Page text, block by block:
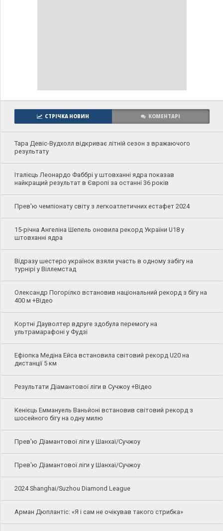
СТРІЧКА НОВИН КОМЕНТАРІ
Тара Девіс-Вудхолл відкриває літній сезон з вражаючого
результату
Італієць Леонардо Фаббрі у штовханні ядра показав
найкращий результат в Європі за останні 36 років
Прев'ю чемпіонату світу з легкоатлетичних естафет 2024
15-річна Ангеліна Шепель оновила рекорд України U18 у
штовханні ядра
Відразу шестеро українок взяли участь в одному забігу на
турнірі у Віллемстад
Олександр Погорілко встановив національний рекорд з бігу на
400 м +Відео
Кортні Дауволтер вдруге здобула перемогу на
ультрамарафоні у Фудзі
Ефіопка Медіна Ейса встановила світовий рекорд U20 на
дистанції 5 км
Результати Діамантової ліги в Сучжоу +Відео
Кенієць Еммануель Ваньйоні встановив світовий рекорд з
шосейного бігу на одну милю
Прев'ю Діамантової ліги у Шанхаї/Сучжоу
Прев'ю Діамантової ліги у Шанхаї/Сучжоу
2024 Shanghai/Suzhou Diamond League
Арман Дюплантіс: «Я і сам не очікував такого стрибка»